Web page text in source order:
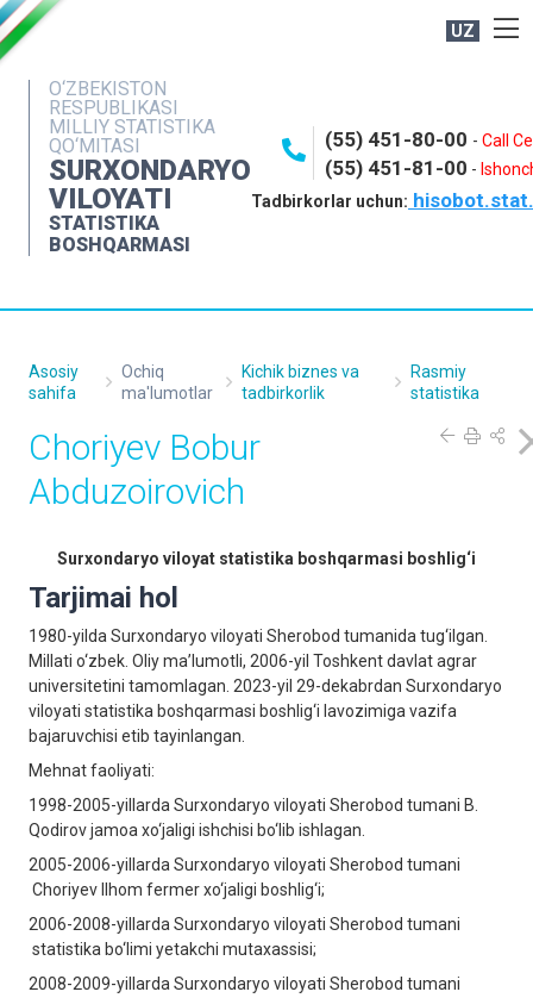
UZ
O‘ZBEKISTON
RESPUBLIKASI
MILLIY STATISTIKA
QO‘MITASI
SURXONDARYO
VILOYATI
STATISTIKA
BOSHQARMASI
(55) 451-80-00 -Call
(55) 451-81-00 -
Tadbirkorlar uchun:
OCHIQ MA'LUMOTLAR
NASHRLAR
INTERAKTIV XIZMATLAR
MATBUOT XIZMATI
Asosiy
sahifa
Ochiq
ma'lumotlar
Kichik biznes va
tadbirkorlik
Rasmiy
statistika
Choriyev Bobur
Abduzoirovich
Surxondaryo viloyat statistika boshqarmasi boshlig‘i
Tarjimai hol
1980-yilda Surxondaryo viloyati Sherobod tumanida tug‘ilgan.
Millati o‘zbek. Oliy ma’lumotli, 2006-yil Toshkent davlat agrar
universitetini tamomlagan. 2023-yil 29-dekabrdan Surxondaryo
viloyati statistika boshqarmasi boshlig‘i lavozimiga vazifa
bajaruvchisi etib tayinlangan.
Mehnat faoliyati:
1998-2005-yillarda Surxondaryo viloyati Sherobod tumani B.
Qodirov jamoa xo‘jaligi ishchisi bo‘lib ishlagan.
2005-2006-yillarda Surxondaryo viloyati Sherobod tumani
Choriyev Ilhom fermer xo‘jaligi boshlig‘i;
2006-2008-yillarda Surxondaryo viloyati Sherobod tumani
statistika bo‘limi yetakchi mutaxassisi;
2008-2009-yillarda Surxondaryo viloyati Sherobod tumani